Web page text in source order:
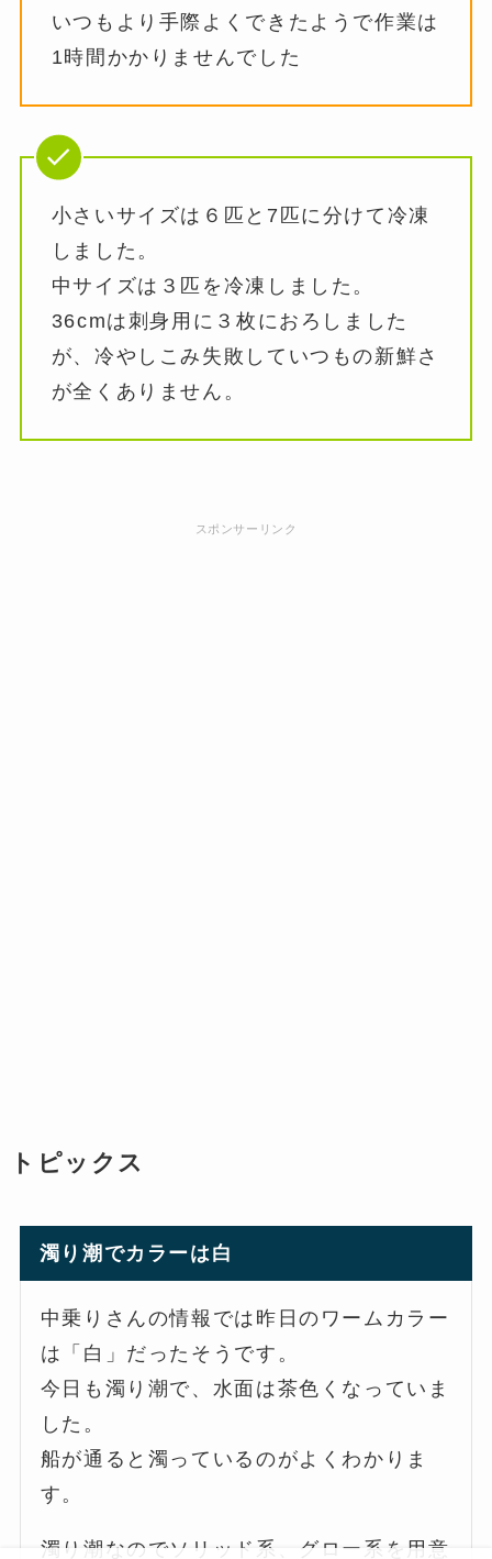
いつもより手際よくできたようで作業は
1時間かかりませんでした
小さいサイズは６匹と7匹に分けて冷凍
しました。
中サイズは３匹を冷凍しました。
36cmは刺身用に３枚におろしました
が、冷やしこみ失敗していつもの新鮮さ
が全くありません。
スポンサーリンク
トピックス
濁り潮でカラーは白
中乗りさんの情報では昨日のワームカラー
は「白」だったそうです。
今日も濁り潮で、水面は茶色くなっていま
した。
船が通ると濁っているのがよくわかりま
す。
濁り潮なのでソリッド系、グロー系を用意